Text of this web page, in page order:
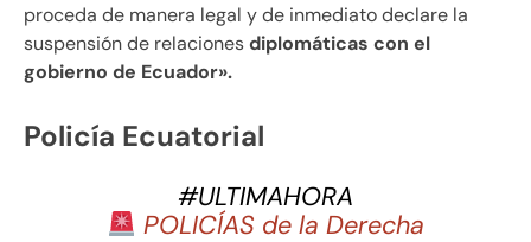
proceda de manera legal y de inmediato declare la
suspensión de relacionesdiplomáticas con el
gobierno de Ecuador».
Policía Ecuatorial
#ULTIMAHORA
POLICÍAS de la Derecha